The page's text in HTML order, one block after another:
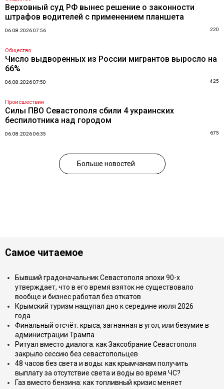
Верховный суд РФ вынес решение о законности
штрафов водителей с применением планшета
06.08.2026 07:56 220
Общество
Число выдворенных из России мигрантов выросло на
66%
06.08.2026 07:50 425
Происшествия
Силы ПВО Севастополя сбили 4 украинских
беспилотника над городом
06.08.2026 06:35 675
Больше новостей
Самое читаемое
Бывший градоначальник Севастополя эпохи 90-х
утверждает, что в его время взяток не существовало
вообще и бизнес работал без откатов
Крымский туризм нащупал дно к середине июля 2026
года
Финальный отсчёт: крыса, загнанная в угол, или безумие в
администрации Трампа
Ритуал вместо диалога: как Заксобрание Севастополя
закрыло сессию без севастопольцев
48 часов без света и воды: как крымчанам получить
выплату за отсутствие света и воды во время ЧС?
Газ вместо бензина: как топливный кризис меняет